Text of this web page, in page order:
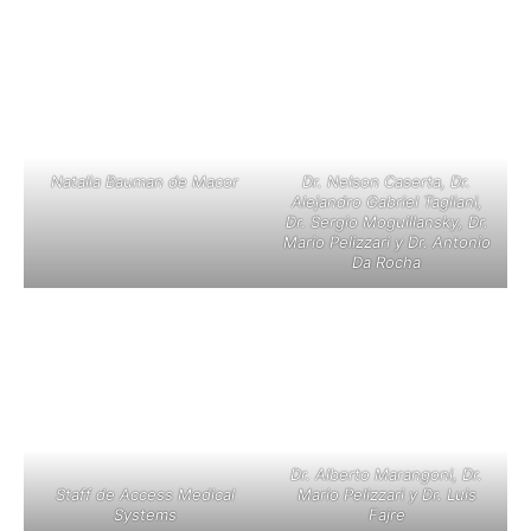
Natalia Bauman de Macor
Dr. Nelson Caserta, Dr.
Alejandro Gabriel Tagliani,
Dr. Sergio Moguillansky, Dr.
Mario Pelizzari y Dr. Antonio
Da Rocha
Staff de Access Medical
Systems
Dr. Alberto Marangoni, Dr.
Mario Pelizzari y Dr. Luis
Fajre